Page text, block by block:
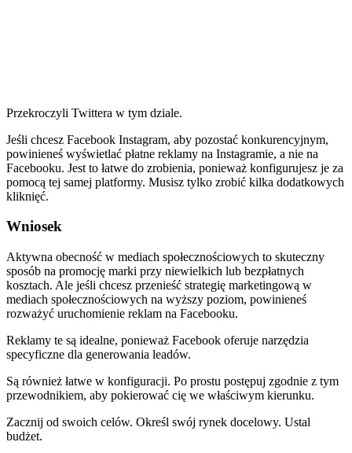
Przekroczyli Twittera w tym dziale.
Jeśli chcesz Facebook Instagram, aby pozostać konkurencyjnym,
powinieneś wyświetlać płatne reklamy na Instagramie, a nie na
Facebooku. Jest to łatwe do zrobienia, ponieważ konfigurujesz je za
pomocą tej samej platformy. Musisz tylko zrobić kilka dodatkowych
kliknięć.
Wniosek
Aktywna obecność w mediach społecznościowych to skuteczny
sposób na promocję marki przy niewielkich lub bezpłatnych
kosztach. Ale jeśli chcesz przenieść strategię marketingową w
mediach społecznościowych na wyższy poziom, powinieneś
rozważyć uruchomienie reklam na Facebooku.
Reklamy te są idealne, ponieważ Facebook oferuje narzędzia
specyficzne dla generowania leadów.
Są również łatwe w konfiguracji. Po prostu postępuj zgodnie z tym
przewodnikiem, aby pokierować cię we właściwym kierunku.
Zacznij od swoich celów. Określ swój rynek docelowy. Ustal
budżet.